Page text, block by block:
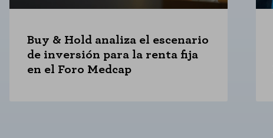
Buy & Hold analiza el escenario
de inversión para la renta fija
en el Foro Medcap